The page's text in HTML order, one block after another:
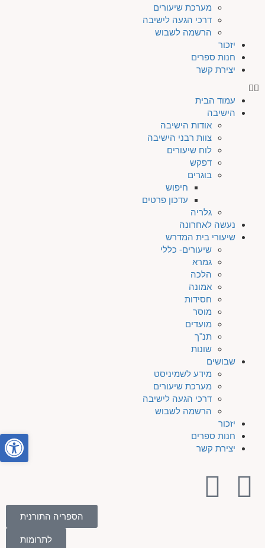
מערכת שיעורים
דרכי הגעה לישיבה
הרשמה לשבוש
יזכור
חנות ספרים
יצירת קשר
עמוד הבית
הישיבה
אודות הישיבה
צוות רבני הישיבה
לוח שיעורים
דפקש
בוגרים
חיפוש
עדכון פרטים
גלריה
נעשה לאחרונה
שיעורי בית המדרש
שיעורים- כללי
גמרא
הלכה
אמונה
חסידות
מוסר
מועדים
תנ"ך
שונות
שבושים
מידע לשמיניסט
מערכת שיעורים
דרכי הגעה לישיבה
הרשמה לשבוש
יזכור
חנות ספרים
יצירת קשר
הספריה התורנית
לתרומות
פתח